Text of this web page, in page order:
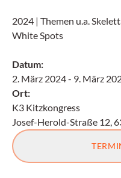
2024 | Themen u.a.
White Spots
Datum:
2. März 2024- 9. März
Ort:
K3 Kitzkongress
Josef-Herold-Straße 12,